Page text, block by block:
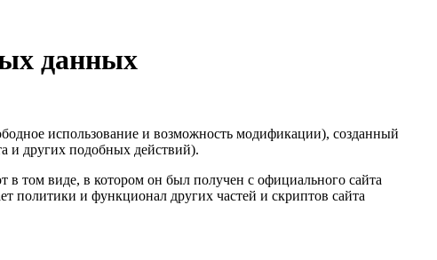
данных
использование и возможность модификации), созданный
и других подобных действий).
том виде, в котором он был получен с официального сайта
политики и функционал других частей и скриптов сайта